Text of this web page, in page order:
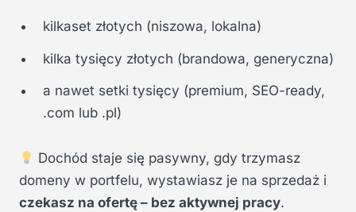
kilkaset złotych (niszowa, lokalna)
kilka tysięcy złotych (brandowa, generyczna)
a nawet setki tysięcy (premium, SEO-ready,
.com lub .pl)
Dochód staje się pasywny, gdy trzymasz
domeny w portfelu, wystawiasz je na sprzedaż i
czekasz na ofertę – bez aktywnej pracy.